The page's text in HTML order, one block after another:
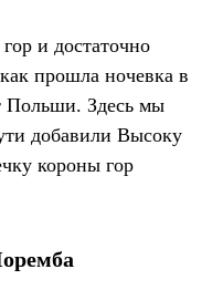
и достаточно
прошла ночевка в
Польши. Здесь мы
добавили Высоку
короны гор